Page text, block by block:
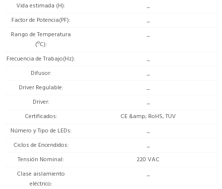
Vida estimada (H)
_
Factor de Potencia(PF)
_
Rango de Temperatura
(ºC)
_
Frecuencia de Trabajo(Hz)
_
Difusor
_
Driver Regulable
_
Driver
_
Certificados
CE &amp; RoHS, TUV
Número y Tipo de LEDs
_
Ciclos de Encendidos
_
Tensión Nominal
220 VAC
Clase aislamiento
eléctrico
_